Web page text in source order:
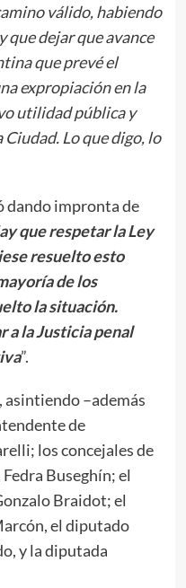
válido, habiendo
que dejar que avance
que prevé el
expropiación en la
utilidad pública y
Lo que digo, lo
dando impronta de
que respetar la Ley
resuelto esto
de los
la situación.
a la Justicia penal
”.
asintiendo –además
de
los concejales de
Buseghín; el
Braidot; el
el diputado
y la diputada